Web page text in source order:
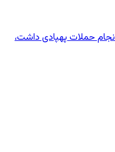
حملات پهپادی داشت،